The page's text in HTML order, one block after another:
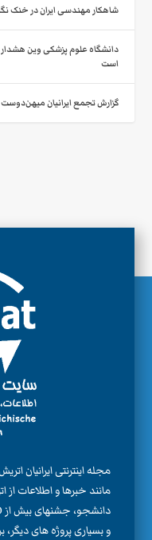
شاهکار مهندسی ایران در خنک
دانشگاه علوم پزشکی وین
است
گزارش تجمع ایرانیان میهن‌دوست در ۲۶ ژوئیه در
مانند خبرها و اطلاعات از
و بسیاری پروژه های دیگر،